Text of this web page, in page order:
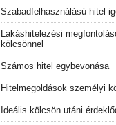
Szabadfelhasználású hitel
Lakáshitelezési
kölcsönnel
Számos hitel egybevonása
Hitelmegoldások személyi
Ideális kölcsön utáni